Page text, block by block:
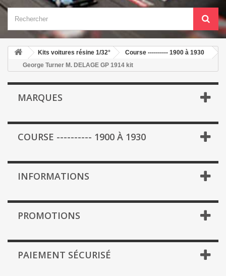
Kits voitures résine 1/32°
Course ---------- 1900 à 1930
George Turner M. DELAGE GP 1914 kit
MARQUES
COURSE ---------- 1900 À 1930
INFORMATIONS
PROMOTIONS
PAIEMENT SÉCURISÉ